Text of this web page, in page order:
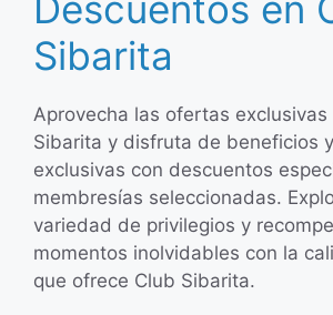
Sibarita
Aprovecha las ofertas exclusivas
Sibarita y disfruta de beneficios
exclusivas con descuentos
membresías seleccionadas.
variedad de privilegios y
momentos inolvidables con la
que ofrece Club Sibarita.